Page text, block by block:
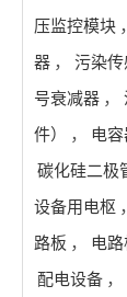
压监控模块 ，
器 ， 污染
号衰减器 ，
件）
， 电容
碳化硅二极
设备用电枢 ，
路板 ， 电路
配电设备 ，